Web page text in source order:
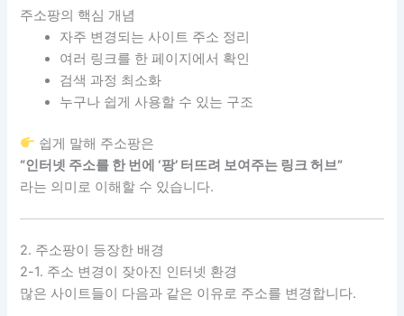
주소팡의 핵심 개념
자주 변경되는 사이트 주소 정리
여러 링크를 한 페이지에서 확인
검색 과정 최소화
누구나 쉽게 사용할 수 있는 구조
쉽게 말해 주소팡은
“인터넷 주소를 한 번에 ‘팡’ 터뜨려 보여주는 링크 허브”
라는 의미로 이해할 수 있습니다.
2. 주소팡이 등장한 배경
2-1. 주소 변경이 잦아진 인터넷 환경
많은 사이트들이 다음과 같은 이유로 주소를 변경합니다.